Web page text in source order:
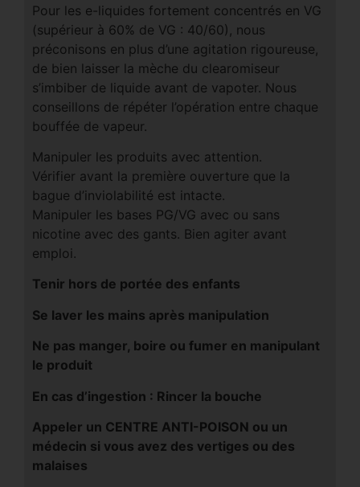
Pour les e-liquides fortement concentrés en VG
(supérieur à 60% de VG : 40/60), nous
préconisons en plus d’une agitation rigoureuse,
de bien laisser la mèche du clearomiseur
s’imbiber de liquide avant de vapoter. Nous
conseillons de répéter l’opération entre chaque
bouffée de vapeur.
Manipuler les produits avec attention.
Vérifier avant la première ouverture que la
bague d’inviolabilité est intacte.
Manipuler les bases PG/VG avec ou sans
nicotine avec des gants. Bien agiter avant
emploi.
Tenir hors de portée des enfants
Se laver les mains après manipulation
Ne pas manger, boire ou fumer en manipulant
le produit
En cas d’ingestion : Rincer la bouche
Appeler un CENTRE ANTI-POISON ou un
médecin si vous avez des vertiges ou des
malaises